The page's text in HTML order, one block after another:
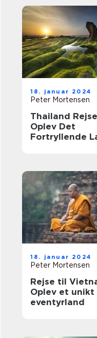
18. januar 2024
Peter Mortensen
Thailand
Oplev Det
Fortryllende
18. januar 2024
Peter Mortensen
Rejse til
Oplev et unikt
eventyrland